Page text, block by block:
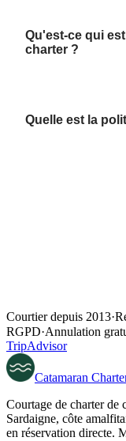
Qu'est-ce qui
charter ?
Quelle est la
Courtier depuis 2013·
RGPD·Annulation
TripAdvisor
Catamaran
Courtage de charter de
Sardaigne, côte
en réservation directe.